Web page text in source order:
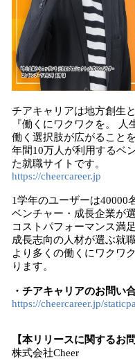
チアキャリアは地方創生
『働くにワクワクを。
働く選択肢が広がること
年間10万人が利用するベ
た就職サイトです。
https://cheercareer.jp
1学年のユーザーは40000
ベンチャー・成長企業が
コストパフォーマンス満
成長志向の人材が選ぶ就
より多くの働くにワクワ
ります。
・チアキャリアのお問い
https://cheercareer.jp/
【本リリースに関するお
株式会社Cheer